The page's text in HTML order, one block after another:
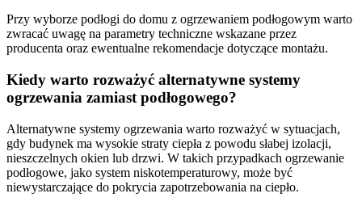
Przy wyborze podłogi do domu z ogrzewaniem podłogowym warto
zwracać uwagę na parametry techniczne wskazane przez
producenta oraz ewentualne rekomendacje dotyczące montażu.
Kiedy warto rozważyć alternatywne systemy
ogrzewania zamiast podłogowego?
Alternatywne systemy ogrzewania warto rozważyć w sytuacjach,
gdy budynek ma wysokie straty ciepła z powodu słabej izolacji,
nieszczelnych okien lub drzwi. W takich przypadkach ogrzewanie
podłogowe, jako system niskotemperaturowy, może być
niewystarczające do pokrycia zapotrzebowania na ciepło.